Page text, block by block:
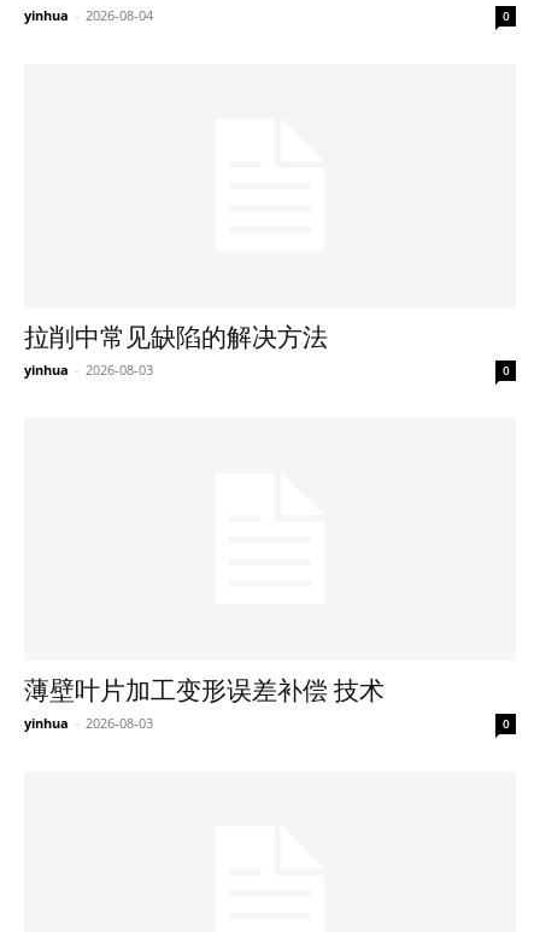
yinhua - 2026-08-04 0
拉削中常见缺陷的解决方法
yinhua - 2026-08-03 0
薄壁叶片加工变形误差补偿 技术
yinhua - 2026-08-03 0